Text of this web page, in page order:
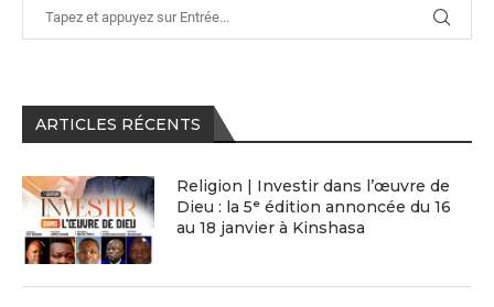
ARTICLES RÉCENTS
Religion | Investir dans l’œuvre de
Dieu : la 5ᵉ édition annoncée du 16
au 18 janvier à Kinshasa